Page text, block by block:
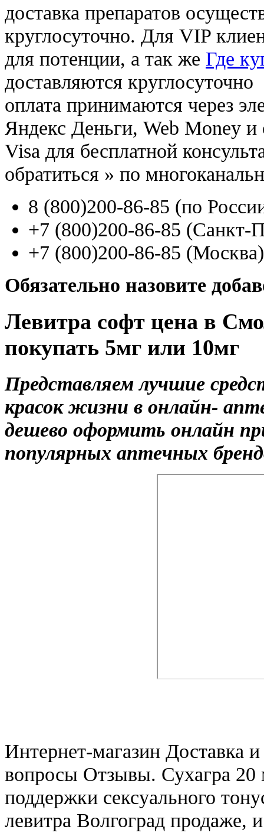
доставка препаратов
круглосуточно. Для VIP
для потенции, а так же Где
доставляются круглосуточно
оплата принимаются через
Яндекс Деньги, Web Money и
Visa для бесплатной
обратиться » по
8 (800)200-86-85 (по
+7 (800)200-86-85 (Санкт-
+7 (800)200-86-85 (Москва)
Обязательно назовите
Левитра софт цена в
покупать 5мг или 10мг
Представляем лучшие
красок жизни в онлайн-
дешево оформить онлайн
популярных аптечных
Интернет-магазин Доставка
вопросы Отзывы. Сухагра 20
поддержки сексуального
левитра Волгоград продаже,